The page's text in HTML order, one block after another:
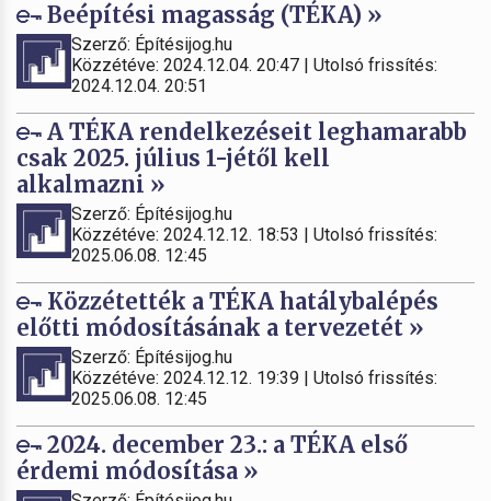
Beépítési magasság (TÉKA) »
Szerző: Építésijog.hu
Közzétéve: 2024.12.04. 20:47 | Utolsó frissítés:
2024.12.04. 20:51
A TÉKA rendelkezéseit leghamarabb
csak 2025. július 1-jétől kell
alkalmazni »
Szerző: Építésijog.hu
Közzétéve: 2024.12.12. 18:53 | Utolsó frissítés:
2025.06.08. 12:45
Közzétették a TÉKA hatálybalépés
előtti módosításának a tervezetét »
Szerző: Építésijog.hu
Közzétéve: 2024.12.12. 19:39 | Utolsó frissítés:
2025.06.08. 12:45
2024. december 23.: a TÉKA első
érdemi módosítása »